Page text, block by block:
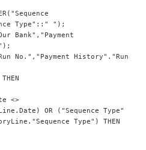
Type"::" ");
THEN
OR ("Sequence Type"
Type") THEN